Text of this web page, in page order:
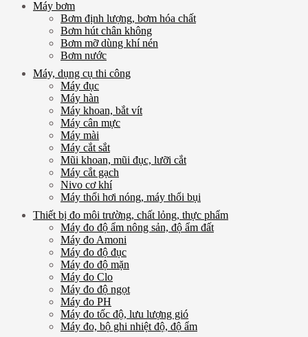
Máy bơm
Bơm định lượng, bơm hóa chất
Bơm hút chân không
Bơm mỡ dùng khí nén
Bơm nước
Máy, dụng cụ thi công
Máy đục
Máy hàn
Máy khoan, bắt vít
Máy cân mực
Máy mài
Máy cắt sắt
Mũi khoan, mũi đục, lưỡi cắt
Máy cắt gạch
Nivo cơ khí
Máy thổi hơi nóng, máy thổi bụi
Thiết bị đo môi trường, chất lỏng, thực phẩm
Máy đo độ ẩm nông sản, độ ẩm đất
Máy đo Amoni
Máy đo độ đục
Máy đo độ mặn
Máy đo Clo
Máy đo độ ngọt
Máy đo PH
Máy đo tốc độ, lưu lượng gió
Máy đo, bộ ghi nhiệt độ, độ ẩm